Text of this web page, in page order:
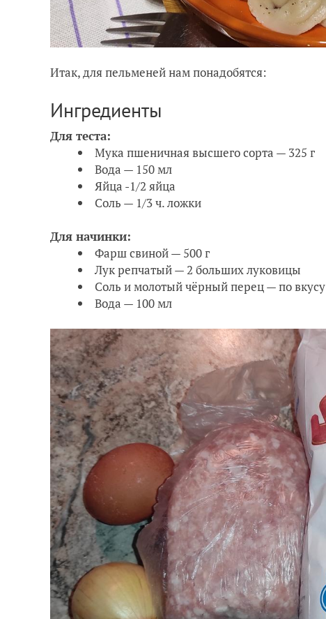
Итак, для пельменей нам понадобятся:
Ингредиенты
Для теста:
Мука пшеничная высшего сорта — 325 г
Вода — 150 мл
Яйца -1/2 яйца
Соль — 1/3 ч. ложки
Для начинки:
Фарш свиной — 500 г
Лук репчатый — 2 больших луковицы
Соль и молотый чёрный перец — по вкусу
Вода — 100 мл